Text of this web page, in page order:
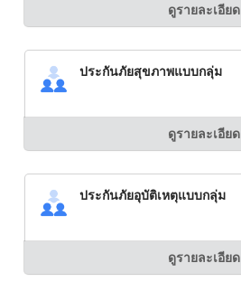
ดูรายละเอียด
ประกันภัยสุขภาพแบบกลุ่ม
ดูรายละเอียด
ประกันภัยอุบัติเหตุแบบกลุ่ม
ดูรายละเอียด